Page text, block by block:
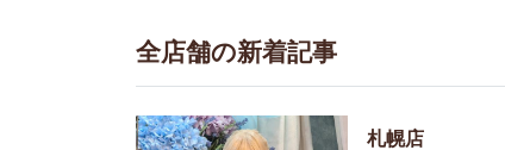
全店舗の新着記事
札幌店